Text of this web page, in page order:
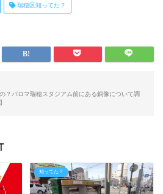
瑞穂区知ってた？
？パロマ瑞穂スタジアム前にある銅像について調
知ってた？